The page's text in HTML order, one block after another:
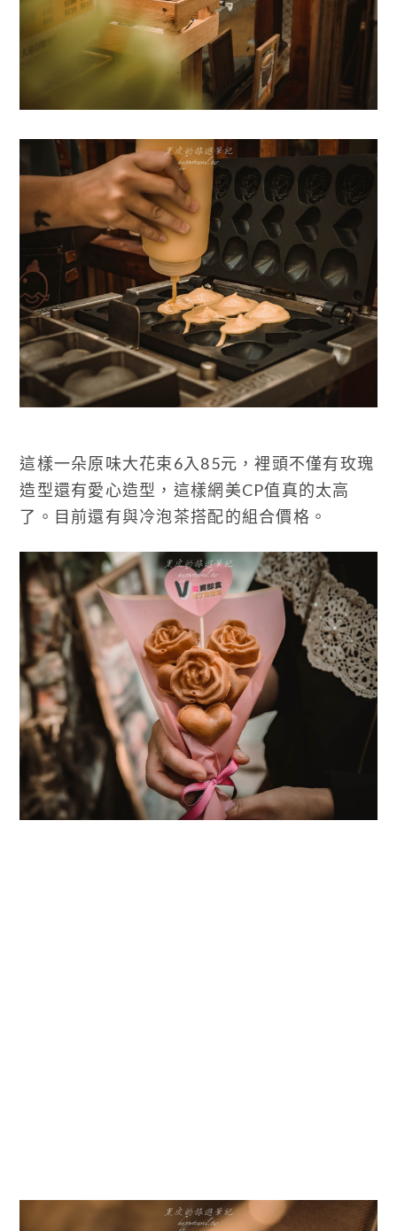
這樣一朵原味大花束6入85元，裡頭不僅有玫瑰
造型還有愛心造型，這樣網美CP值真的太高
了。目前還有與冷泡茶搭配的組合價格。